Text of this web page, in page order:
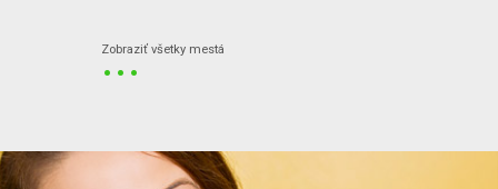
Zobraziť všetky mestá
...